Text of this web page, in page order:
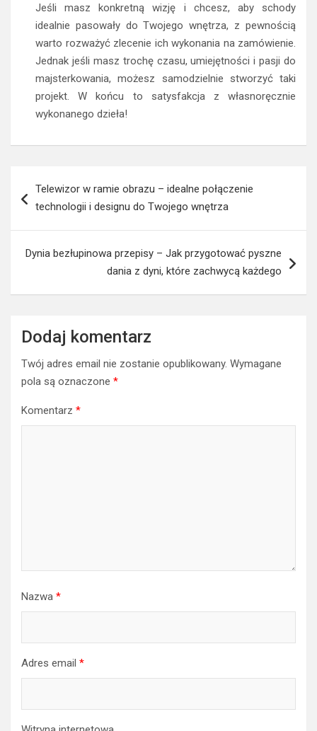
Jeśli masz konkretną wizję i chcesz, aby schody
idealnie pasowały do Twojego wnętrza, z pewnością
warto rozważyć zlecenie ich wykonania na zamówienie.
Jednak jeśli masz trochę czasu, umiejętności i pasji do
majsterkowania, możesz samodzielnie stworzyć taki
projekt. W końcu to satysfakcja z własnoręcznie
wykonanego dzieła!
wpisu
Telewizor w ramie obrazu – idealne połączenie
technologii i designu do Twojego wnętrza
Dynia bezłupinowa przepisy – Jak przygotować pyszne
dania z dyni, które zachwycą każdego
Dodaj komentarz
Twój adres email nie zostanie opublikowany. Wymagane
pola są oznaczone *
Komentarz *
Nazwa *
Adres email *